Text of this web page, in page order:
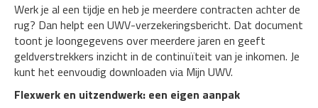
Werk je al een tijdje en heb je meerdere contracten achter de
rug? Dan helpt een UWV-verzekeringsbericht. Dat document
toont je loongegevens over meerdere jaren en geeft
geldverstrekkers inzicht in de continuïteit van je inkomen. Je
kunt het eenvoudig downloaden via Mijn UWV.
Flexwerk en uitzendwerk: een eigen aanpak